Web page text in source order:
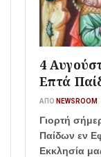
4
Επτά
ΑΠΌ NEWSROOM
Γιορτή
Παίδων εν
Εκκλησία